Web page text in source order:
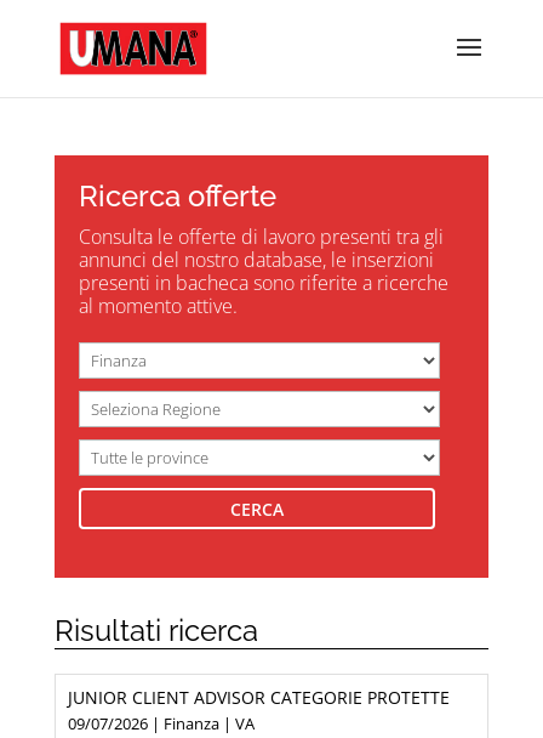
Ricerca offerte
Consulta le offerte di lavoro presenti tra gli
annunci del nostro database, le inserzioni
presenti in bacheca sono riferite a ricerche
al momento attive.
Risultati ricerca
JUNIOR CLIENT ADVISOR CATEGORIE PROTETTE
09/07/2026 | Finanza | VA